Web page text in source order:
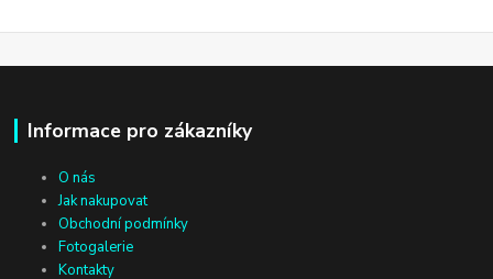
Informace pro zákazníky
O nás
Jak nakupovat
Obchodní podmínky
Fotogalerie
Kontakty